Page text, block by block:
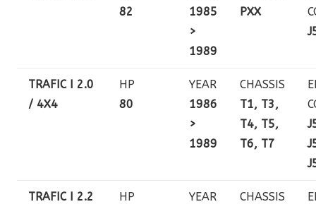
82
1985
>
1989
PXX
TRAFIC I 2.0
/ 4X4
HP
80
YEAR
1986
>
1989
CHASSIS
T1, T3,
T4, T5,
T6, T7
TRAFIC I 2.2
HP
YEAR
CHASSIS